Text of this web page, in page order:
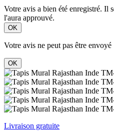
Votre avis a bien été enregistré. Il
l'aura approuvé.
OK
Votre avis ne peut pas être envoyé
OK
Livraison gratuite